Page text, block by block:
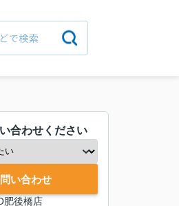
合わせください
い合わせ
肥後橋店